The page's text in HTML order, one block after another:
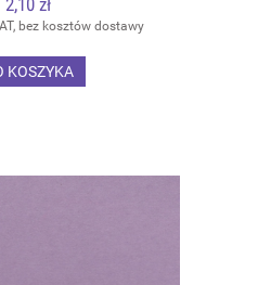
2,10 zł
bez kosztów dostawy
KOSZYKA